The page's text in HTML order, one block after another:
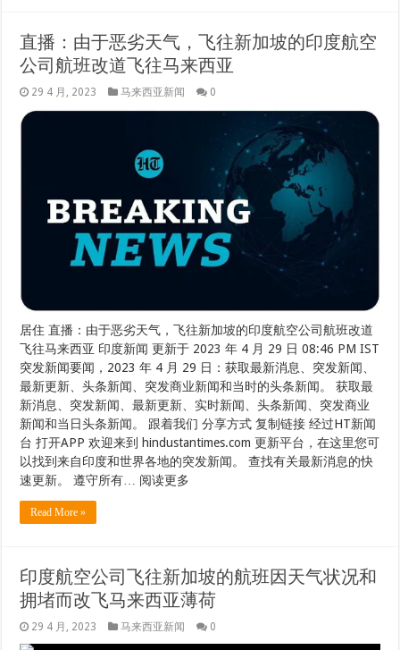
直播：由于恶劣天气，飞往新加坡的印度航空
公司航班改道飞往马来西亚
29 4 月, 2023 马来西亚新闻 0
居住 直播：由于恶劣天气，飞往新加坡的印度航空公司航班改道
飞往马来西亚 印度新闻 更新于 2023 年 4 月 29 日 08:46 PM IST
突发新闻要闻，2023 年 4 月 29 日：获取最新消息、突发新闻、
最新更新、头条新闻、突发商业新闻和当时的头条新闻。 获取最
新消息、突发新闻、最新更新、实时新闻、头条新闻、突发商业
新闻和当日头条新闻。 跟着我们 分享方式 复制链接 经过HT新闻
台 打开APP 欢迎来到 hindustantimes.com 更新平台，在这里您可
以找到来自印度和世界各地的突发新闻。 查找有关最新消息的快
速更新。 遵守所有… 阅读更多
Read More »
印度航空公司飞往新加坡的航班因天气状况和
拥堵而改飞马来西亚薄荷
29 4 月, 2023 马来西亚新闻 0